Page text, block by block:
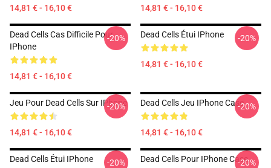
14,81 € - 16,10 € 14,81 € - 16,10 €
Dead Cells Cas Difficile Pour
IPhone
14,81 € - 16,10 €
-20% Dead Cells Étui IPhone
14,81 € - 16,10 €
-20%
Jeu Pour Dead Cells Sur IPhone
14,81 € - 16,10 €
-20% Dead Cells Jeu IPhone Case
14,81 € - 16,10 €
-20%
Dead Cells Étui IPhone -20% Dead Cells Pour IPhone Case-20%